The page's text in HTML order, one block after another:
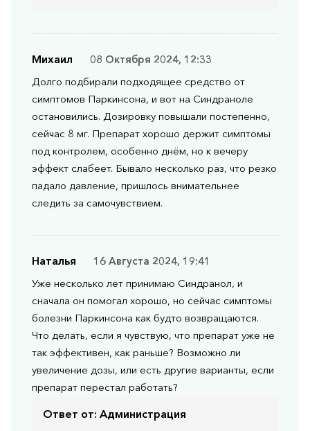
Михаил
08 Октября 2024, 12:33
Долго подбирали подходящее средство от
симптомов Паркинсона, и вот на Синдраноле
остановились. Дозировку повышали постепенно,
сейчас 8 мг. Препарат хорошо держит симптомы
под контролем, особенно днём, но к вечеру
эффект слабеет. Бывало несколько раз, что резко
падало давление, пришлось внимательнее
следить за самочувствием.
Наталья
16 Августа 2024, 19:41
Уже несколько лет принимаю Синдранол, и
сначала он помогал хорошо, но сейчас симптомы
болезни Паркинсона как будто возвращаются.
Что делать, если я чувствую, что препарат уже не
так эффективен, как раньше? Возможно ли
увеличение дозы, или есть другие варианты, если
препарат перестал работать?
Ответ от: Администрация